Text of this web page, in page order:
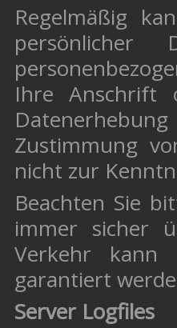
Regelmäßig
Ihre Anschrift
Zustimmung
nicht zur
Beachten Sie
immer sicher
Verkehr kann
garantiert
Server Logfiles